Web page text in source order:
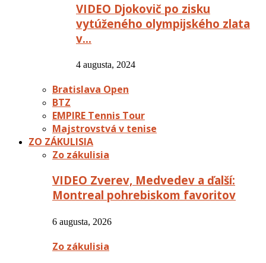
VIDEO Djokovič po zisku
vytúženého olympijského zlata
v…
4 augusta, 2024
Bratislava Open
BTZ
EMPIRE Tennis Tour
Majstrovstvá v tenise
ZO ZÁKULISIA
Zo zákulisia
VIDEO Zverev, Medvedev a ďalší:
Montreal pohrebiskom favoritov
6 augusta, 2026
Zo zákulisia